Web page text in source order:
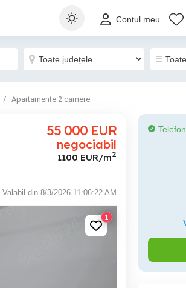
Contul meu
Apartamente 2 camere
55 000 EUR
negociabil
1100 EUR/m2
Valabil din 8/3/2026 11:06:22 AM
1